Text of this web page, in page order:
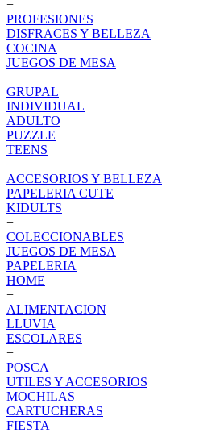
+
PROFESIONES
DISFRACES Y BELLEZA
COCINA
JUEGOS DE MESA
+
GRUPAL
INDIVIDUAL
ADULTO
PUZZLE
TEENS
+
ACCESORIOS Y BELLEZA
PAPELERIA CUTE
KIDULTS
+
COLECCIONABLES
JUEGOS DE MESA
PAPELERIA
HOME
+
ALIMENTACION
LLUVIA
ESCOLARES
+
POSCA
UTILES Y ACCESORIOS
MOCHILAS
CARTUCHERAS
FIESTA